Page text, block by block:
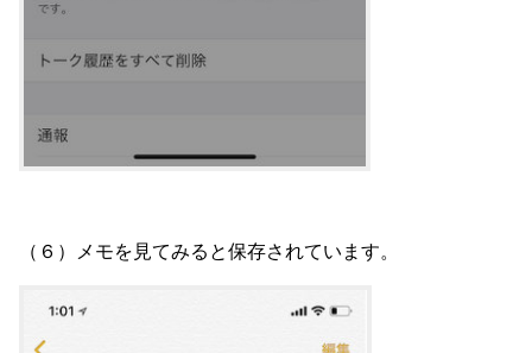
（６）メモを見てみると保存されています。